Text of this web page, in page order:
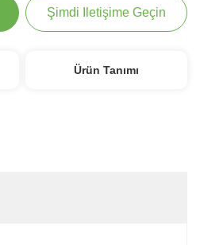
Şimdi Iletişime Geçin
Ürün Tanımı